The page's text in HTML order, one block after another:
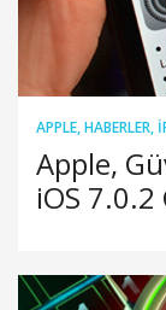
APPLE,HABERLER,
Apple,
iOS 7.0.2